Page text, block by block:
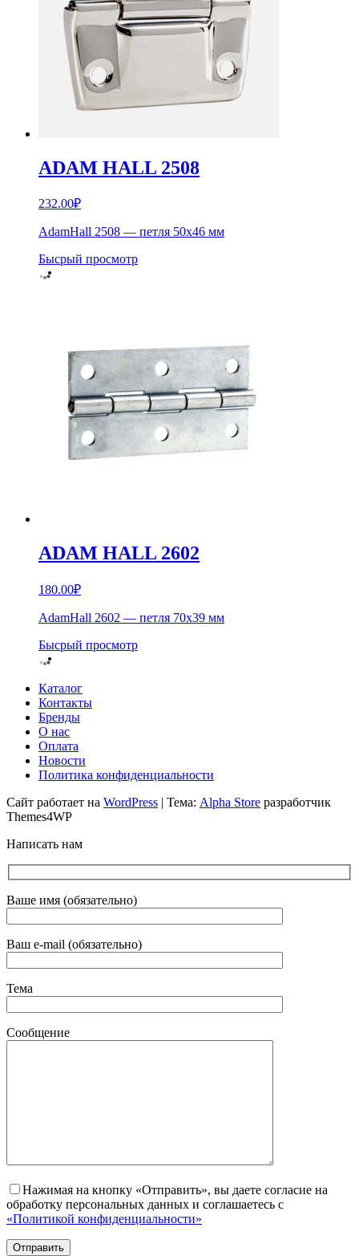
ADAM HALL 2508
232.00₽
AdamHall 2508 — петля 50х46 мм
Бысрый просмотр
ADAM HALL 2602
180.00₽
AdamHall 2602 — петля 70х39 мм
Бысрый просмотр
Каталог
Контакты
Бренды
О нас
Оплата
Новости
Политика конфиденциальности
Сайт работает на WordPress | Тема: Alpha Store разработчик
Themes4WP
Написать нам
Ваше имя (обязательно)
Ваш e-mail (обязательно)
Тема
Сообщение
Нажимая на кнопку «Отправить», вы даете согласие на
обработку персональных данных и соглашаетесь с
«Политикой конфиденциальности»